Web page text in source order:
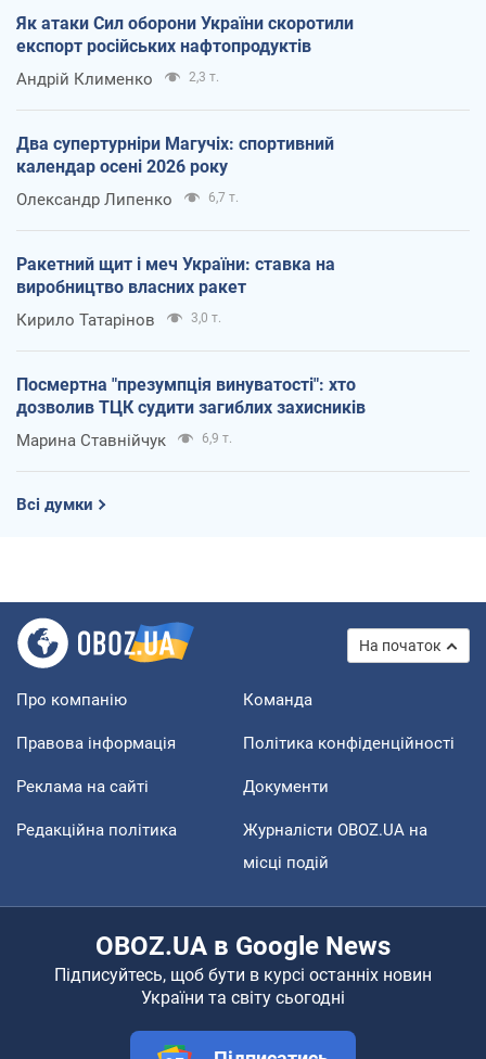
Як атаки Сил оборони України скоротили
експорт російських нафтопродуктів
Андрій Клименко 2,3 т.
Два супертурніри Магучіх: спортивний
календар осені 2026 року
Олександр Липенко 6,7 т.
Ракетний щит і меч України: ставка на
виробництво власних ракет
Кирило Татарінов 3,0 т.
Посмертна "презумпція винуватості": хто
дозволив ТЦК судити загиблих захисників
Марина Ставнійчук 6,9 т.
Всі думки
На початок
Про компанію Команда
Правова інформація Політика конфіденційності
Реклама на сайті Документи
Редакційна політика
Журналісти OBOZ.UA на
місці подій
OBOZ.UA в Google News
Підписуйтесь, щоб бути в курсі останніх новин
України та світу сьогодні